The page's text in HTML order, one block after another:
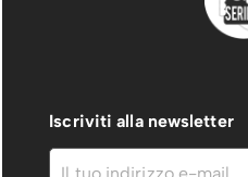
Iscriviti alla newsletter